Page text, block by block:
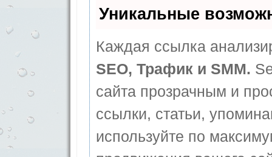
Уникальные
Каждая ссылка
SEO, Трафик и SMM.
сайта прозрачным и
ссылки, статьи,
используйте по